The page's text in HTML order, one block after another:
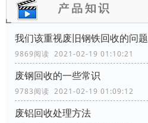
我们该重视废旧钢铁回收的问题
9869阅读 2021-02-19 01:10:21
废钢回收的一些常识
9783阅读 2021-02-19 01:09:12
废铝回收处理方法